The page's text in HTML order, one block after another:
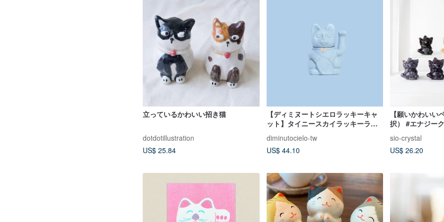
立っているかわいい招き猫
dotdotillustration
US$ 25.84
【ディミヌートシエロラッキーキャ
ット】タイニースカイラッキーラッ
diminutocielo-tw
US$ 44.10
【願いかわいい
択） #エナジー
sio-crystal
US$ 26.20